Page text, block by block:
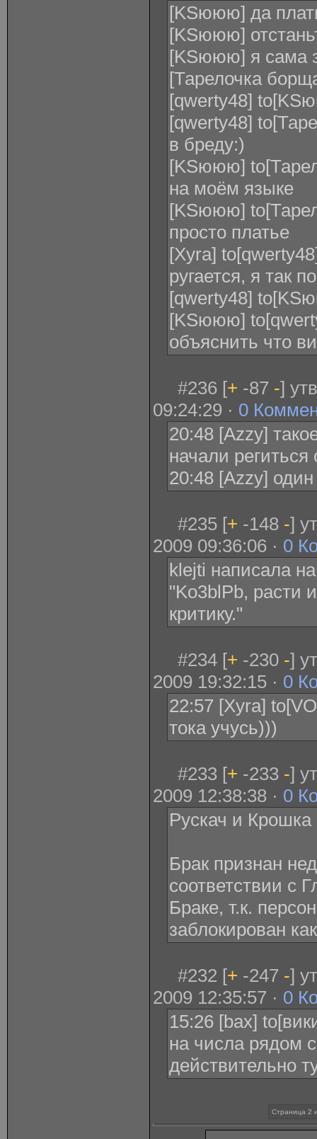
[KSююю] да
[KSююю]
[KSююю] я сама
[Тарелочка
[qwerty48]
[qwerty48]
в бреду:)
[KSююю]
на моём языке
[KSююю]
просто платье
[Xyra]
ругается, я так
[qwerty48]
[KSююю]
объяснить что
#236 [+ -87 -]
09:24:29 · 0
20:48 [Azzy]
начали
20:48 [Azzy] один
#235 [+ -148 -]
2009 09:36:06 · 0
klejti написала
"Ko3blPb, расти
критику."
#234 [+ -230 -]
2009 19:32:15 · 0
22:57 [Xyra]
тока учусь)))
#233 [+ -233 -]
2009 12:38:38 · 0
Рускач и Крошка
Брак признан
соответствии с
Браке, т.к.
заблокирован
#232 [+ -247 -]
2009 12:35:57 · 0
15:26 [bax]
на числа рядом
действительно
Страница 2